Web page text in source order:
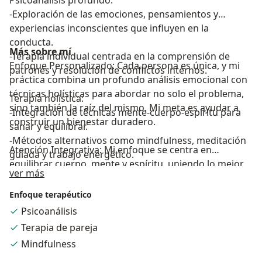
-Exploración de las emociones, pensamientos y
experiencias inconscientes que influyen en la
conducta.
-Terapia individual centrada en la comprensión de
patrones y resolución de conflictos internos.
Terapia holística:
-Integración de técnicas mente-cuerpo-espíritu para
sanar y equilibrar.
-Métodos alternativos como mindfulness, meditación
guiada y trabajo energético.
-Acompañamiento personalizado en momentos de
estrés, ansiedad y duelo.
-Enfoque terapéutico adaptado para aliviar la carga
emocional.
Más sobre mí
Enfoque Personalizado: Cada persona es única, y mi
práctica combina un profundo análisis emocional con
técnicas holísticas para abordar no solo el problema,
sino también la raíz del mismo. Mi meta es ayudar a
construir un bienestar duradero.
Atención Integrativa: Mi enfoque se centra en
equilibrar cuerpo, mente y espíritu, uniendo lo mejor
de las terapias tradicionales y alternativas, para
ofrecer resultados más profundos y sostenibles.
ofrezco no solo conocimiento técnico, sino un trato
empático y humano, creando un espacio donde te
ver más
Enfoque terapéutico
Psicoanálisis
Terapia de pareja
Mindfulness